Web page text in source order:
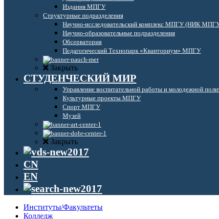
Издания МПГУ
Структурные подразделения
Научно-исследовательский комплекс МПГУ (НИК
Научно-образовательные подразделения
Обсерватория
Педагогический Технопарк «Кванториум» МПГУ
Закрыть
СТУДЕНЧЕСКИЙ МИР
Управление воспитательной работы и молодежной
Культурные проекты МПГУ
Спорт МПГУ
Музей
Закрыть
CN
EN
Институты/Факультеты
Колледж